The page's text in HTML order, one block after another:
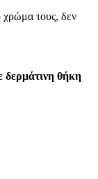
χρώμα τους, δεν
θήκη